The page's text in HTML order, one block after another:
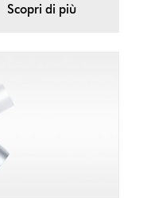
Scopri di più